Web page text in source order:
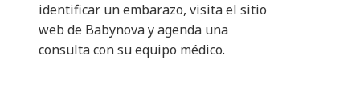
identificar un embarazo, visita el sitio
web de Babynova y agenda una
consulta con su equipo médico.